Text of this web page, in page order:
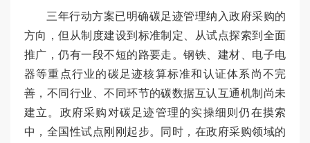
三年行动方案已明确碳足迹管理纳入政府采购的
方向，但从制度建设到标准制定、从试点探索到全面
推广，仍有一段不短的路要走。钢铁、建材、电子电
器等重点行业的碳足迹核算标准和认证体系尚不完
善，不同行业、不同环节的碳数据互认互通机制尚未
建立。政府采购对碳足迹管理的实操细则仍在摸索
中，全国性试点刚刚起步。同时，在政府采购领域的